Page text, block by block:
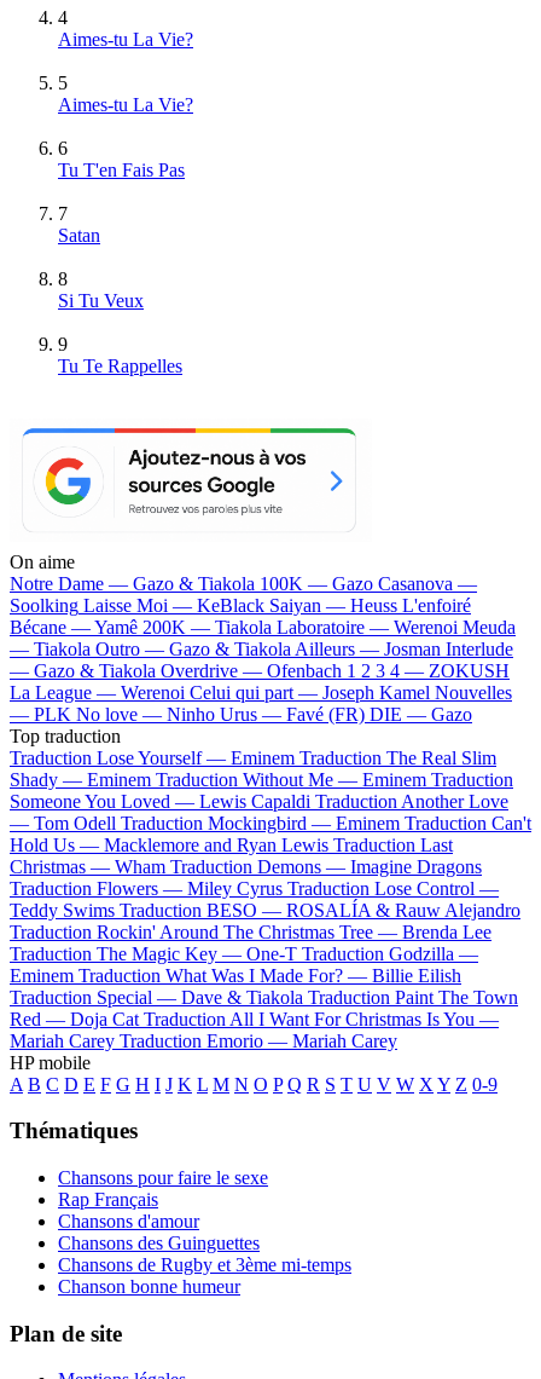
4
Aimes-tu La Vie?
5
Aimes-tu La Vie?
6
Tu T'en Fais Pas
7
Satan
8
Si Tu Veux
9
Tu Te Rappelles
On aime
Notre Dame — Gazo & Tiakola 100K — Gazo Casanova —
Soolking Laisse Moi — KeBlack Saiyan — Heuss L'enfoiré
Bécane —Yamê 200K — Tiakola Laboratoire — Werenoi Meuda
— Tiakola Outro — Gazo & Tiakola Ailleurs — Josman Interlude
— Gazo & Tiakola Overdrive — Ofenbach 1 2 3 4 — ZOKUSH
La League — Werenoi Celui qui part — Joseph Kamel Nouvelles
— PLK No love — Ninho Urus — Favé (FR) DIE — Gazo
Top traduction
Traduction Lose Yourself — Eminem Traduction The Real Slim
Shady — Eminem Traduction Without Me — Eminem Traduction
Someone You Loved — Lewis Capaldi Traduction Another Love
— Tom Odell Traduction Mockingbird — Eminem Traduction Can't
Hold Us — Macklemore and Ryan Lewis Traduction Last
Christmas — Wham Traduction Demons — Imagine Dragons
Traduction Flowers — Miley Cyrus Traduction Lose Control —
Teddy Swims Traduction BESO — ROSALÍA & Rauw Alejandro
Traduction Rockin' Around The Christmas Tree — Brenda Lee
Traduction The Magic Key — One-T Traduction Godzilla —
Eminem Traduction What Was I Made For? — Billie Eilish
Traduction Special — Dave & Tiakola Traduction Paint The Town
Red — Doja Cat Traduction All I Want For Christmas Is You —
Mariah Carey Traduction Emorio — Mariah Carey
HP mobile
A B C D E F G H I J K L M N O P Q R S T U V W X Y Z 0-9
Thématiques
Chansons pour faire le sexe
Rap Français
Chansons d'amour
Chansons des Guinguettes
Chansons de Rugby et 3ème mi-temps
Chanson bonne humeur
Plan de site